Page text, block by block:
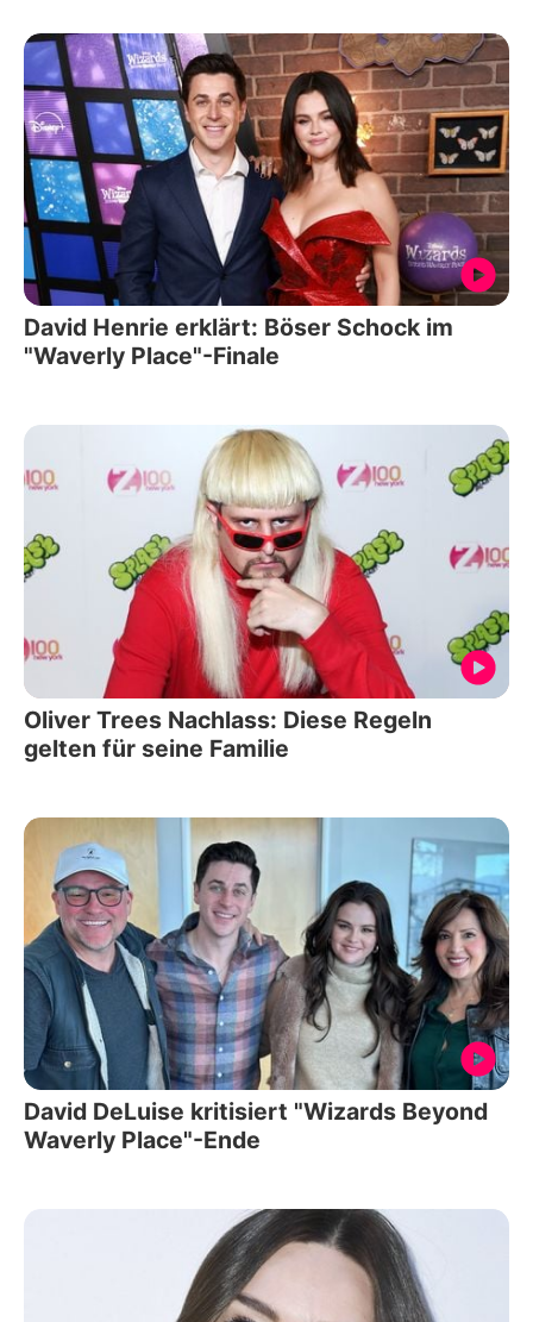
David Henrie erklärt: Böser Schock im
"Waverly Place"-Finale
Oliver Trees Nachlass: Diese Regeln
gelten für seine Familie
David DeLuise kritisiert "Wizards Beyond
Waverly Place"-Ende